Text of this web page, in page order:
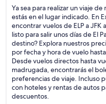
Ya sea para realizar un viaje
estás en el lugar indicado. En
encontrar vuelos de ELP a JFK
listo para salir unos días de El
destino? Explora nuestros
por fecha y hora de vuelo
Desde vuelos directos hasta
madrugada, encontrarás el
preferencias de viaje. Incluso
con hoteles y rentas de autos
descuentos.